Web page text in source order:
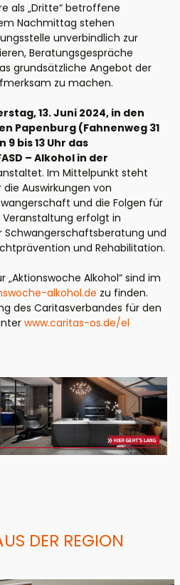
als „Dritte“ betroffene
Nachmittag stehen
unverbindlich zur
Beratungsgespräche
grundsätzliche Angebot der
zu machen.
13. Juni 2024, in den
Papenburg (Fahnenweg 31
9 bis 13 Uhr das
– Alkohol in der
Im Mittelpunkt steht
Auswirkungen von
und die Folgen für
Veranstaltung erfolgt in
Schwangerschaftsberatung und
und Rehabilitation.
Alkohol“ sind im
alkohol.de zu finden.
des Caritasverbandes für den
www.caritas-os.de/el
DER REGION